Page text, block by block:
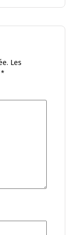
Les
*